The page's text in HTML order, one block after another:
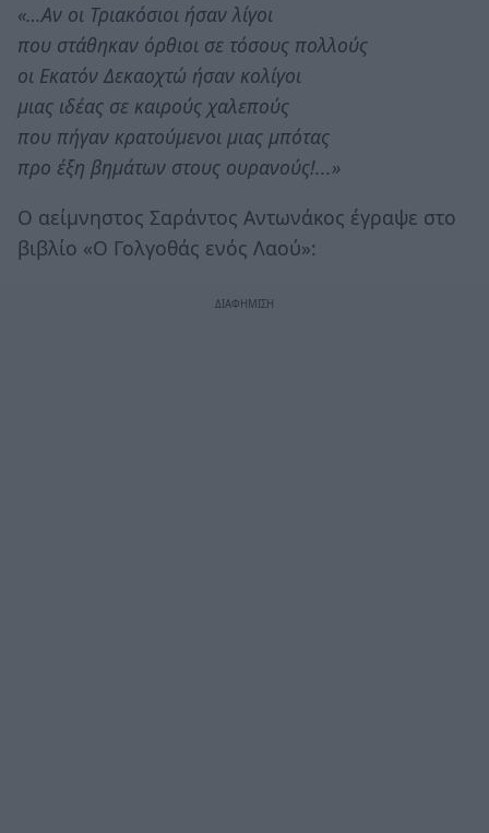
«…Αν οι Τριακόσιοι ήσαν λίγοι
που στάθηκαν όρθιοι σε τόσους πολλούς
οι Εκατόν Δεκαοχτώ ήσαν κολίγοι
μιας ιδέας σε καιρούς χαλεπούς
που πήγαν κρατούμενοι μιας μπότας
προ έξη βημάτων στους ουρανούς!...»
Ο αείμνηστος Σαράντος Αντωνάκος έγραψε στο
βιβλίο «Ο Γολγοθάς ενός Λαού»: